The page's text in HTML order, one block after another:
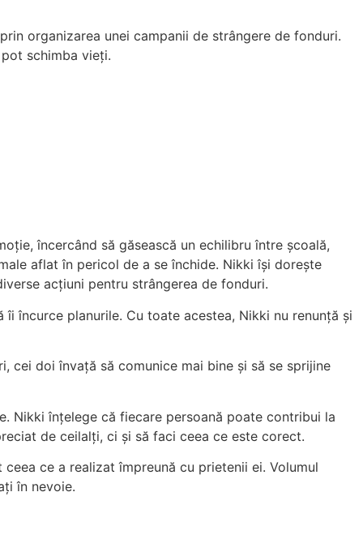
organizarea unei campanii de strângere de fonduri.
schimba vieți.
încercând să găsească un echilibru între școală,
aflat în pericol de a se închide. Nikki își dorește
acțiuni pentru strângerea de fonduri.
încurce planurile. Cu toate acestea, Nikki nu renunță și
cei doi învață să comunice mai bine și să se sprijine
Nikki înțelege că fiecare persoană poate contribui la
de ceilalți, ci și să faci ceea ce este corect.
ce a realizat împreună cu prietenii ei. Volumul
în nevoie.